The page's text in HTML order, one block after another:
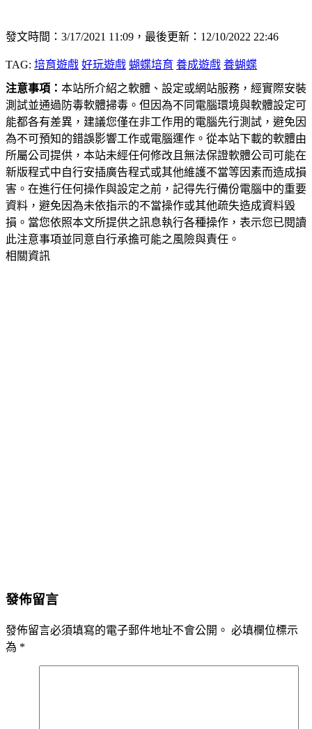
發文時間：3/17/2021 11:09，最後更新：12/10/2022 22:46
TAG: 培育遊戲 好玩遊戲 蝴蝶培育 養成遊戲 養蝴蝶
注意事項： 本站所介紹之軟體、設定或網站服務，經實際安裝
測試並通過防毒軟體掃毒。但因為不同電腦環境與軟體設定可
能都各有差異，建議您僅在非工作用的電腦先行測試，避免因
為不可預知的錯誤影響工作或電腦運作。從本站下載的軟體由
所屬公司提供，本站未經任何修改且無法保證軟體公司可能在
新版程式中自行安插廣告程式或其他維護不當等因素而造成損
害。在進行任何操作與設定之前，記得先行備份電腦中的重要
資料，避免因為未依指示的不當操作或其他疏失造成資料毀
損。當您依照本文所提供之訊息執行各種操作，表示您已閱讀
此注意事項並同意自行承擔可能之風險與責任。
相關資訊
發佈留言
發佈留言必須填寫的電子郵件地址不會公開。 必填欄位標示
為 *